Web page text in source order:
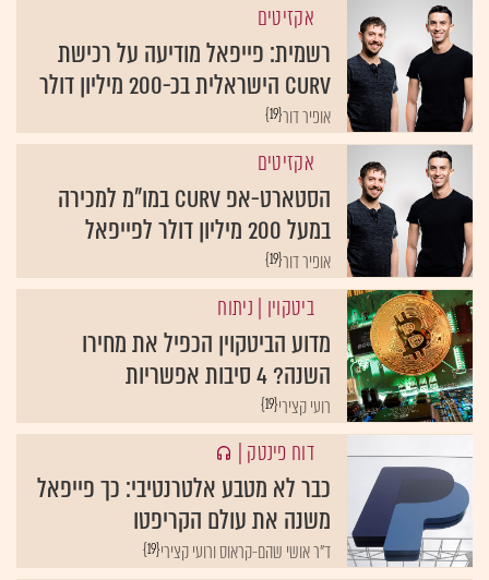
אקזיטים
רשמית: פייפאל מודיעה על רכישת
Curv הישראלית בכ-200 מיליון דולר
{19}אופיר דור
אקזיטים
הסטארט-אפ Curv במו"מ למכירה
במעל 200 מיליון דולר לפייפאל
{19}אופיר דור
ביטקוין | ניתוח
מדוע הביטקוין הכפיל את מחירו
השנה? 4 סיבות אפשריות
{19}רועי קצירי
דוח פינטק |
כבר לא מטבע אלטרנטיבי: כך פייפאל
משנה את עולם הקריפטו
{19}ד"ר אושי שהם-קראוס ורועי קצירי